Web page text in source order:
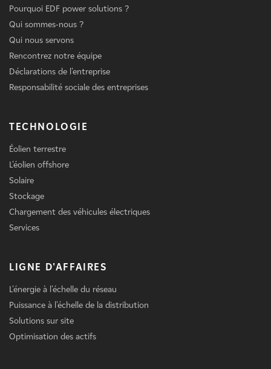
Pourquoi EDF power solutions ?
Qui sommes-nous ?
Qui nous servons
Rencontrez notre équipe
Déclarations de l'entreprise
Responsabilité sociale des entreprises
TECHNOLOGIE
Éolien terrestre
L'éolien offshore
Solaire
Stockage
Chargement des véhicules électriques
Services
LIGNE D'AFFAIRES
L'énergie à l'échelle du réseau
Puissance à l'échelle de la distribution
Solutions sur site
Optimisation des actifs